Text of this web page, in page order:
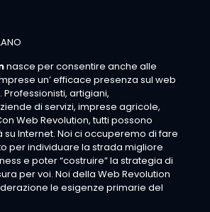
nasce per consentire anche alle
un’ efficace presenza sul web
artigiani,
di servizi, imprese agricole,
Web Revolution, tutti possono
su Internet. Noi ci occuperemo di fare
per individuare la strada migliore
e poter “costruire” la strategia di
per voi. Noi della Web Revolution
le esigenze primarie del